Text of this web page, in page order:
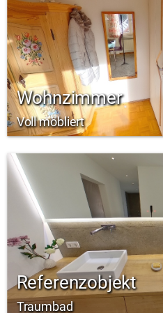
Wohnzimmer
Voll möbliert
Referenzobjekt
Traumbad